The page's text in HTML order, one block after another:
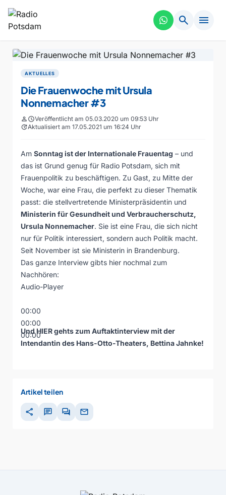
search menu
AKTUELLES
Die Frauenwoche mit Ursula
Nonnemacher #3
personscheduleVeröffentlicht am 05.03.2020 um 09:53 Uhr
updateAktualisiert am 17.05.2021 um 16:24 Uhr
Am Sonntag ist der Internationale Frauentag – und
das ist Grund genug für Radio Potsdam, sich mit
Frauenpolitik zu beschäftigen. Zu Gast, zu Mitte der
Woche, war eine Frau, die perfekt zu dieser Thematik
passt: die stellvertretende Ministerpräsidentin und
Ministerin für Gesundheit und Verbraucherschutz,
Ursula Nonnemacher. Sie ist eine Frau, die sich nicht
nur für Politik interessiert, sondern auch Politik macht.
Seit November ist sie Ministerin in Brandenburg.
Das ganze Interview gibts hier nochmal zum
Nachhören:
Audio-Player
00:00
00:00
00:00
UndHIERgehts zum Auftaktinterview mit der
Intendantin des Hans-Otto-Theaters, Bettina Jahnke!
Artikel teilen
share chat forum mail